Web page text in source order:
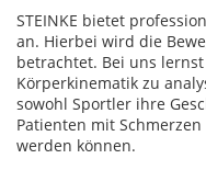
STEINKE bietet
an. Hierbei wird die
betrachtet. Bei uns
Körperkinematik zu
sowohl Sportler ihre
Patienten mit
werden können.